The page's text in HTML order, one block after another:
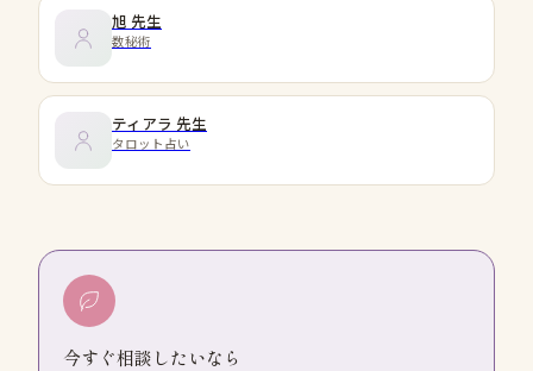
旭 先生
数秘術
ティアラ 先生
タロット占い
今すぐ相談したいなら